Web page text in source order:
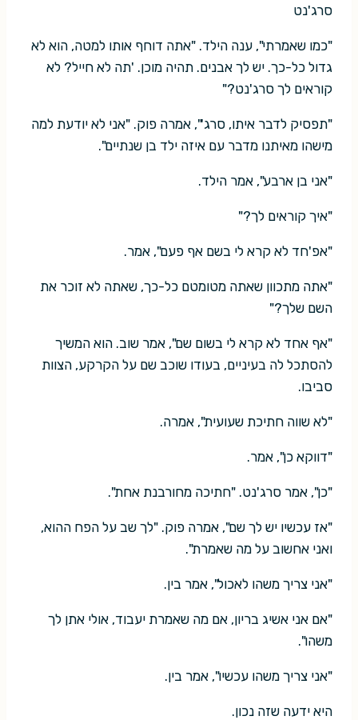
סרג'נט
"כמו שאמרתי", ענה הילד. "אתה דוחף אותו למטה, הוא לא
גדול כל-כך. יש לך אבנים. תהיה מוכן. 'תה לא חייל? לא
קוראים לך סרג'נט?"
"תפסיק לדבר איתו, סרג'", אמרה פוק. "אני לא יודעת למה
מישהו מאיתנו מדבר עם איזה ילד בן שנתיים".
"אני בן ארבע", אמר הילד.
"איך קוראים לך?"
"אפ'חד לא קרא לי בשם אף פעם", אמר.
"אתה מתכוון שאתה מטומטם כל-כך, שאתה לא זוכר את
השם שלך?"
"אף אחד לא קרא לי בשום שם", אמר שוב. הוא המשיך
להסתכל לה בעיניים, בעודו שוכב שם על הקרקע, הצוות
סביבו.
"לא שווה חתיכת שעועית", אמרה.
"דווקא כן", אמר.
"כן", אמר סרג'נט. "חתיכה מחורבנת אחת".
"אז עכשיו יש לך שם", אמרה פוק. "לך שב על הפח ההוא,
ואני אחשוב על מה שאמרת".
"אני צריך משהו לאכול", אמר בין.
"אם אני אשיג בריון, אם מה שאמרת יעבוד, אולי אתן לך
משהו".
"אני צריך משהו עכשיו", אמר בין.
היא ידעה שזה נכון.